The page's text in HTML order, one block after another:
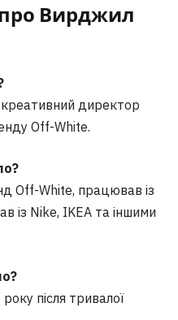
Вирджил
директор
Off-White.
Off-White, працював із
із Nike, IKEA та іншими
після тривалої